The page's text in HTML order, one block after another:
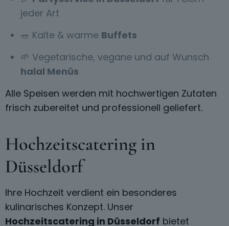
jeder Art
🥗 Kalte & warme Buffets
🌱 Vegetarische, vegane und auf Wunsch
halal Menüs
Alle Speisen werden mit hochwertigen Zutaten
frisch zubereitet und professionell geliefert.
Hochzeitscatering in
Düsseldorf
Ihre Hochzeit verdient ein besonderes
kulinarisches Konzept. Unser
Hochzeitscatering in Düsseldorf bietet